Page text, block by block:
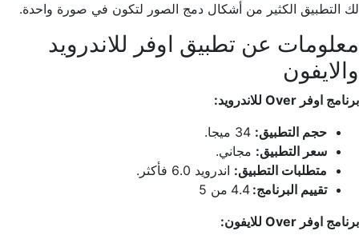
لك التطبيق الكثير من أشكال دمج الصور لتكون في صورة واحدة.
معلومات عن تطبيق اوفر للاندرويد
والايفون
برنامج اوفر Over للاندرويد:
حجم التطبيق:
سعر التطبيق: مجاني.
متطلبات التطبيق: اندرويد 6.0 فأكثر.
تقييم البرنامج:4.4 من 5
برنامج اوفر Over للايفون: